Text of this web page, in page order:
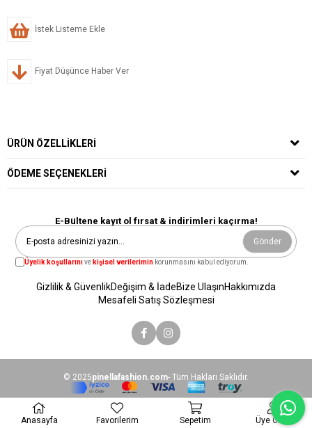
İstek Listeme Ekle
Fiyat Düşünce Haber Ver
ÜRÜN ÖZELLIKLERI
ÖDEME SEÇENEKLERI
E-Bültene kayıt ol fırsat & indirimleri kaçırma!
Gönder
Üyelik koşullarınıve kişisel verilerimin korunmasını kabul ediyorum.
Gizlilik & GüvenlikDeğişim & İadeBize UlaşınHakkımızda
Mesafeli Satış Sözleşmesi
© 2025pinellafashion.com- Tüm Hakları Saklıdır.
Anasayfa Favorilerim Sepetim Üye Girişi